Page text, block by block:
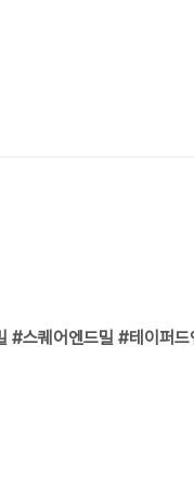
스퀘어엔드밀 #테이퍼